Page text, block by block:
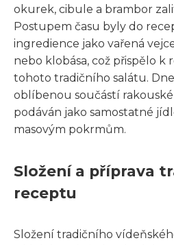
okurek, cibule a brambor
Postupem času byly do
ingredience jako vařená
nebo klobása, což přispělo k
tohoto tradičního salátu.
oblíbenou součástí
podáván jako samostatné
masovým pokrmům.
Složení a příprava
receptu
Složení tradičního